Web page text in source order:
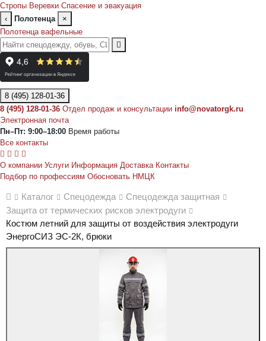
Стропы Веревки Спасение и эвакуация
‹
Полотенца
×
Полотенца вафельные
8 (495) 128-01-36
8 (495) 128-01-36 Отдел продаж и консультации info@novatorgk.ru
Электронная почта
Пн–Пт: 9:00–18:00 Время работы
Все контакты
О компании Услуги Информация Доставка Контакты
Подбор по профессиям Обосновать НМЦК
Каталог Спецодежда
Спецодежда защитная
Защита от термических рисков электродуги
Костюм летний для защиты от воздействия электродуги
ЭнергоСИЗ ЭС-2К, брюки